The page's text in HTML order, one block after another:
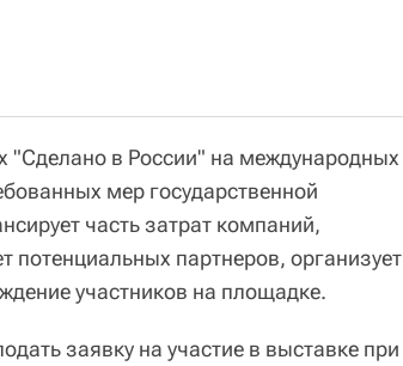
"Сделано в России" на международных
мер государственной
часть затрат компаний,
потенциальных партнеров, организует
участников на площадке.
заявку на участие в выставке при